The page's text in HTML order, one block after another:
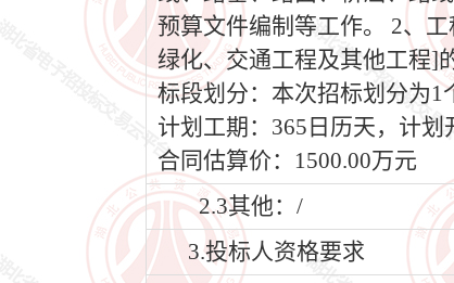
预算文件编制等工作。 2、
绿化、交通工程及其他工程]
标段划分：本次招标划分为1
计划工期：365日历天，计划
合同估算价：1500.00万元
2.3其他：/
3.投标人资格要求